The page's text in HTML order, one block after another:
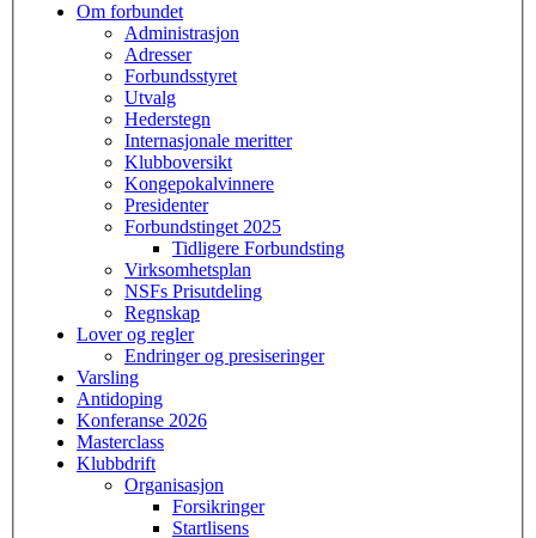
Om forbundet
Administrasjon
Adresser
Forbundsstyret
Utvalg
Hederstegn
Internasjonale meritter
Klubboversikt
Kongepokalvinnere
Presidenter
Forbundstinget 2025
Tidligere Forbundsting
Virksomhetsplan
NSFs Prisutdeling
Regnskap
Lover og regler
Endringer og presiseringer
Varsling
Antidoping
Konferanse 2026
Masterclass
Klubbdrift
Organisasjon
Forsikringer
Startlisens